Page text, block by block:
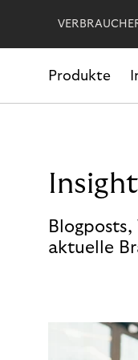
Produkte
aktuelle